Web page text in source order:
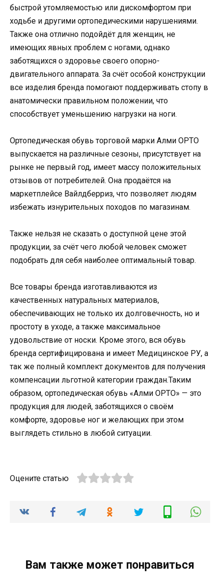
быстрой утомляемостью или дискомфортом при
ходьбе и другими ортопедическими нарушениями.
Также она отлично подойдёт для женщин, не
имеющих явных проблем с ногами, однако
заботящихся о здоровье своего опорно-
двигательного аппарата. За счёт особой конструкции
все изделия бренда помогают поддерживать стопу в
анатомически правильном положении, что
способствует уменьшению нагрузки на ноги.
Ортопедическая обувь торговой марки Алми ОРТО
выпускается на различные сезоны, присутствует на
рынке не первый год, имеет массу положительных
отзывов от потребителей. Она продаётся на
маркетплейсе Вайлдберриз, что позволяет людям
избежать изнурительных походов по магазинам.
Также нельзя не сказать о доступной цене этой
продукции, за счёт чего любой человек сможет
подобрать для себя наиболее оптимальный товар.
Все товары бренда изготавливаются из
качественных натуральных материалов,
обеспечивающих не только их долговечность, но и
простоту в уходе, а также максимальное
удовольствие от носки. Кроме этого, вся обувь
бренда сертифицирована и имеет Медицинское РУ, а
так же полный комплект документов для получения
компенсации льготной категории граждан.Таким
образом, ортопедическая обувь «Алми ОРТО» — это
продукция для людей, заботящихся о своём
комфорте, здоровье ног и желающих при этом
выглядеть стильно в любой ситуации.
Оцените статью
Вам также может понравиться